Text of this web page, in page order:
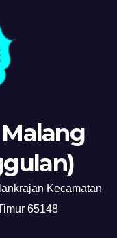
Malang
Kecamatan
65148